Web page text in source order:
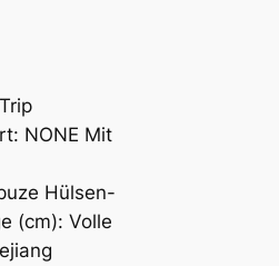
NONE Mit
Hülsen-
(cm): Volle